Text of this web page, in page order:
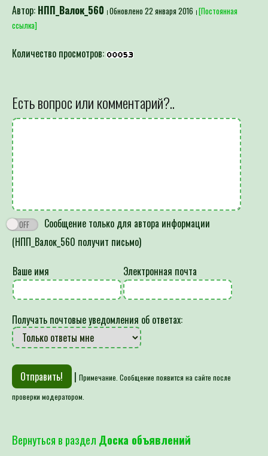
Автор: НПП_Валок_560 Обновлено 22 января 2016 [Постоянная
ссылка]
Количество просмотров:
Есть вопрос или комментарий?..
Сообщение только для автора информации
(НПП_Валок_560 получит письмо)
Ваше имя Электронная почта
Получать почтовые уведомления об ответах:
| Примечание. Сообщение появится на сайте после
проверки модератором.
Вернуться в раздел Доска объявлений